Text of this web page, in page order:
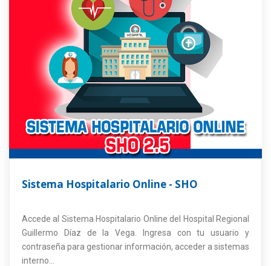
Sistema Hospitalario Online - SHO
Accede al Sistema Hospitalario Online del Hospital Regional
Guillermo Díaz de la Vega. Ingresa con tu usuario y
contraseña para gestionar información, acceder a sistemas
interno...